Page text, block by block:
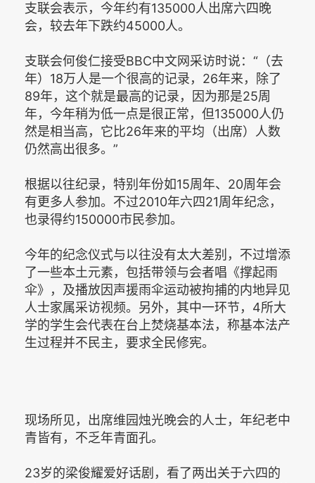
支联会表示，今年约有135000人出席六四晚
会，较去年下跌约45000人。
支联会何俊仁接受BBC中文网采访时说：“（去
年）18万人是一个很高的记录，26年来，除了
89年，这个就是最高的记录，因为那是25周
年，今年稍为低一点是很正常，但135000人仍
然是相当高，它比26年来的平均（出席）人数
仍然高出很多。”
根据以往纪录，特别年份如15周年、20周年会
有更多人参加。不过2010年六四21周年纪念，
也录得约150000市民参加。
今年的纪念仪式与以往没有太大差别，不过增添
了一些本土元素，包括带领与会者唱《撑起雨
伞》，及播放因声援雨伞运动被拘捕的内地异见
人士家属采访视频。另外，其中一环节，4所大
学的学生会代表在台上焚烧基本法，称基本法产
生过程并不民主，要求全民修宪。
现场所见，出席维园烛光晚会的人士，年纪老中
青皆有，不乏年青面孔。
23岁的梁俊耀爱好话剧，看了两出关于六四的